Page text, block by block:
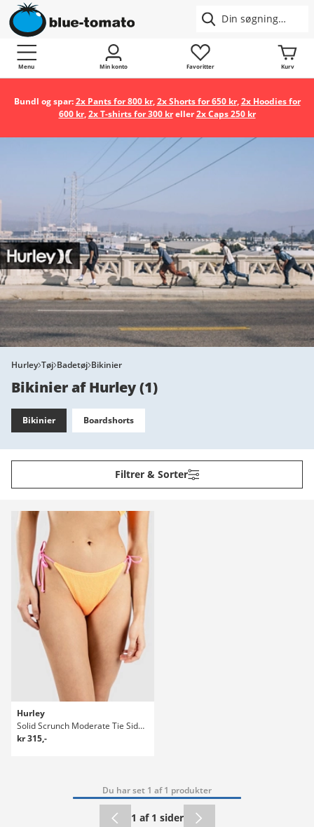
Menu Min konto Favoritter Kurv
Bundl og spar:2x Pants for 800 kr,2x Shorts for 650 kr,2x Hoodies for
600 kr,2x T-shirts for 300 kreller2x Caps 250 kr
Hurley Tøj Badetøj Bikinier
Bikinier af Hurley(1)
Bikinier Boardshorts
Filtrer & Sorter
Hurley
Solid Scrunch Moderate Tie Side Bikini underdel
kr 315,-
Du har set 1 af 1 produkter
1 af 1 sider